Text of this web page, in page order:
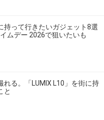
持って行きたいガジェット8選
ムデー 2026で狙いたいも
れる。「LUMIX L10」を街に持
と